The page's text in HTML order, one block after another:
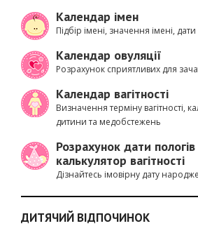
Календар імен
Підбір імені, значення імені,
Календар овуляції
Розрахунок сприятливих для
Календар вагітності
Визначення терміну вагітності,
дитини та медобстежень
Розрахунок дати
калькулятор вагітності
Дізнайтесь імовірну дату
ДИТЯЧИЙ ВІДПОЧИНОК